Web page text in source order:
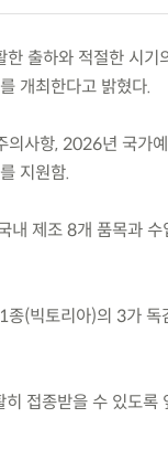
출하와 적절한 시기
개최한다고 밝혔다.
사항, 2026년 국가
지원함.
제조 8개 품목과 수
(빅토리아)의 3가 독
접종받을 수 있도록